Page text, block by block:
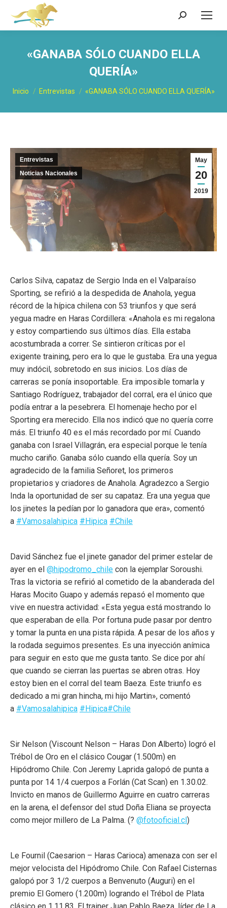
Buscar:
«GANABA SÓLO CUANDO ELLA
QUERÍA»
Estás aquí:
Inicio Entrevistas «GANABA SÓLO CUANDO ELLA QUERÍA»
May
20
2019
Entrevistas
Noticias Nacionales
Carlos Silva, capataz de Sergio Inda en el Valparaíso
Sporting, se refirió a la despedida de Anahola, yegua
récord de la hípica chilena con 53 triunfos y que será
yegua madre en Haras Cordillera: «Anahola es mi regalona
y estoy compartiendo sus últimos días. Ella estaba
acostumbrada a correr. Se sintieron críticas por el
exigente training, pero era lo que le gustaba. Era una yegua
muy indócil, sobretodo en sus inicios. Los días de
carreras se ponía insoportable. Era imposible tomarla y
Santiago Rodríguez, trabajador del corral, era el único que
podía entrar a la pesebrera. El homenaje hecho por el
Sporting era merecido. Ella nos indicó que no quería corre
más. El triunfo 40 es el más recordado por mí. Cuando
ganaba con Israel Villagrán, era especial porque le tenía
mucho cariño. Ganaba sólo cuando ella quería. Soy un
agradecido de la familia Señoret, los primeros
propietarios y criadores de Anahola. Agradezco a Sergio
Inda la oportunidad de ser su capataz. Era una yegua que
los jinetes la pedían por lo ganadora que era», comentó
a #Vamosalahipica #Hipica #Chile
David Sánchez fue el jinete ganador del primer estelar de
ayer en el @hipodromo_chile con la ejemplar Soroushi.
Tras la victoria se refirió al cometido de la abanderada del
Haras Mocito Guapo y además repasó el momento que
vive en nuestra actividad: «Esta yegua está mostrando lo
que esperaban de ella. Por fortuna pude pasar por dentro
y tomar la punta en una pista rápida. A pesar de los años y
la rodada seguimos presentes. Es una inyección anímica
para seguir en esto que me gusta tanto. Se dice por ahí
que cuando se cierran las puertas se abren otras. Hoy
estoy bien en el corral del team Baeza. Este triunfo es
dedicado a mi gran hincha, mi hijo Martin», comentó
a #Vamosalahipica #Hipica#Chile
Sir Nelson (Viscount Nelson – Haras Don Alberto) logró el
Trébol de Oro en el clásico Cougar (1.500m) en
Hipódromo Chile. Con Jeremy Laprida galopó de punta a
punta por 14 1/4 cuerpos a Forlán (Cat Scan) en 1.30.02.
Invicto en manos de Guillermo Aguirre en cuatro carreras
en la arena, el defensor del stud Doña Eliana se proyecta
como mejor millero de La Palma. (? @fotooficial.cl)
Le Fournil (Caesarion – Haras Carioca) amenaza con ser el
mejor velocista del Hipódromo Chile. Con Rafael Cisternas
galopó por 3 1/2 cuerpos a Benvenuto (Auguri) en el
premio El Gomero (1.200m) logrando el Trébol de Plata